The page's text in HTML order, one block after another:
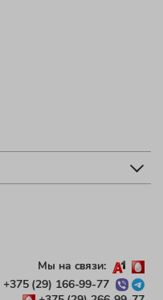
Мы на связи:
+375 (29) 166-99-77